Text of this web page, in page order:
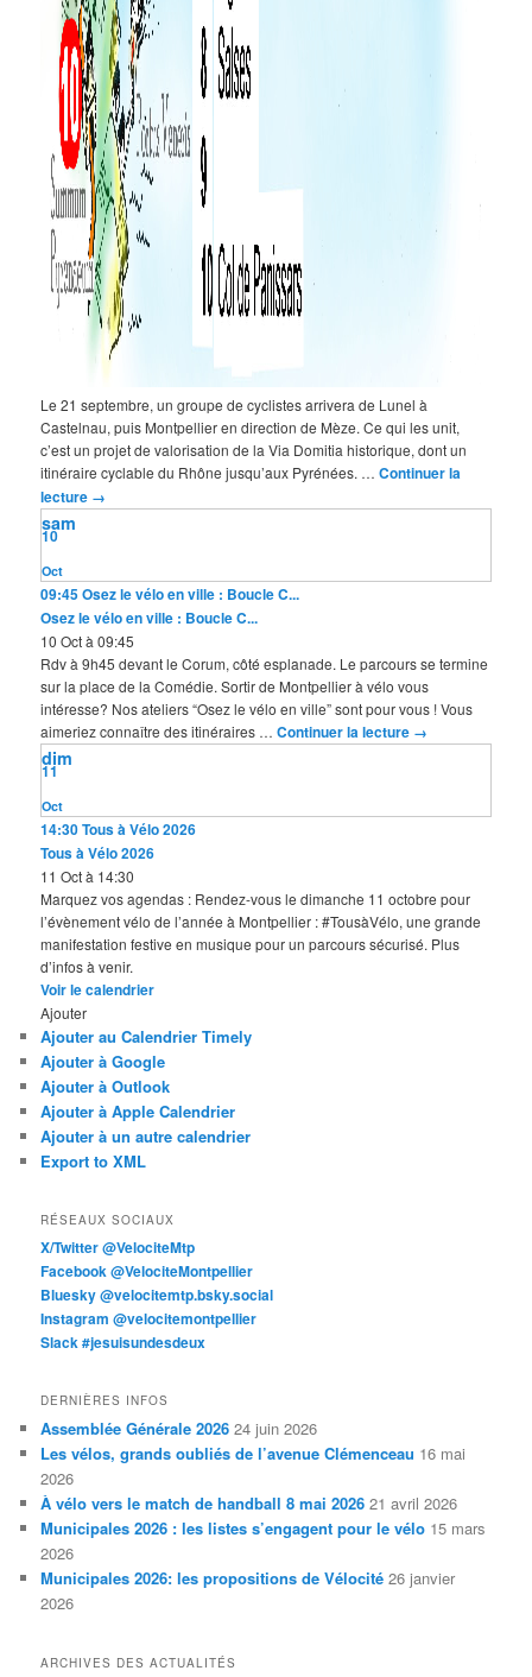
Le 21 septembre, un groupe de cyclistes arrivera de Lunel à
Castelnau, puis Montpellier en direction de Mèze. Ce qui les unit,
c’est un projet de valorisation de la Via Domitia historique, dont un
itinéraire cyclable du Rhône jusqu’aux Pyrénées. …Continuer la
lecture →
Oct
10
sam
09:45Osez le vélo en ville : Boucle C...
Osez le vélo en ville : Boucle C...
10 Oct à 09:45
Rdv à 9h45 devant le Corum, côté esplanade. Le parcours se termine
sur la place de la Comédie. Sortir de Montpellier à vélo vous
intéresse? Nos ateliers “Osez le vélo en ville” sont pour vous ! Vous
aimeriez connaître des itinéraires …Continuer la lecture →
Oct
11
dim
14:30Tous à Vélo 2026
Tous à Vélo 2026
11 Oct à 14:30
Marquez vos agendas : Rendez-vous le dimanche 11 octobre pour
l’évènement vélo de l’année à Montpellier : #TousàVélo, une grande
manifestation festive en musique pour un parcours sécurisé. Plus
d’infos à venir.
Voir le calendrier
Ajouter
Ajouter au Calendrier Timely
Ajouter à Google
Ajouter à Outlook
Ajouter à Apple Calendrier
Ajouter à un autre calendrier
Export to XML
RÉSEAUX SOCIAUX
X/Twitter @VelociteMtp
Facebook @VelociteMontpellier
Bluesky @velocitemtp.bsky.social
Instagram @velocitemontpellier
Slack #jesuisundesdeux
DERNIÈRES INFOS
Assemblée Générale 2026 24 juin 2026
Les vélos, grands oubliés de l’avenue Clémenceau 16 mai
2026
À vélo vers le match de handball 8 mai 2026 21 avril 2026
Municipales 2026 : les listes s’engagent pour le vélo 15 mars
2026
Municipales 2026: les propositions de Vélocité 26 janvier
2026
ARCHIVES DES ACTUALITÉS